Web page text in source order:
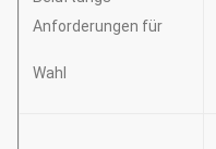
Anforderungen für
Wahl